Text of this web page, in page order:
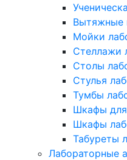
Вытяжные
Мойки
Стеллажи
Столы
Стулья
Тумбы
Шкафы
Шкафы
Табуреты
Лабораторные